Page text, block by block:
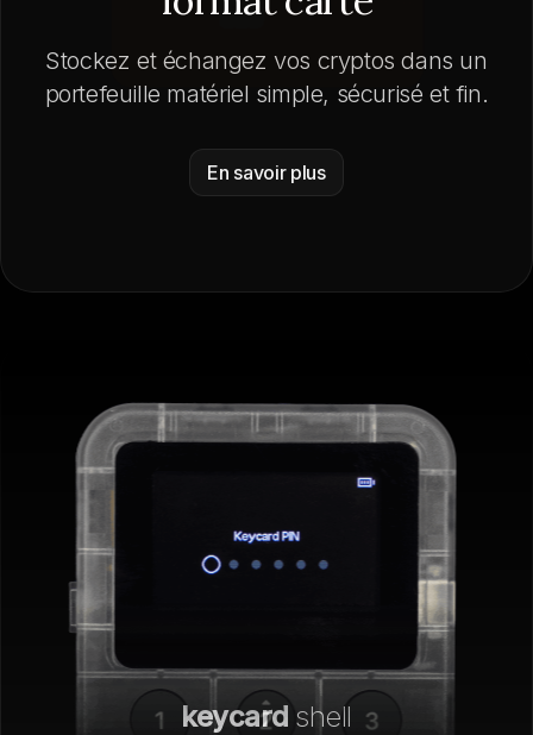
Stockez et échangez vos cryptos dans un
portefeuille matériel simple, sécurisé et fin.
En savoir plus
keycard shell